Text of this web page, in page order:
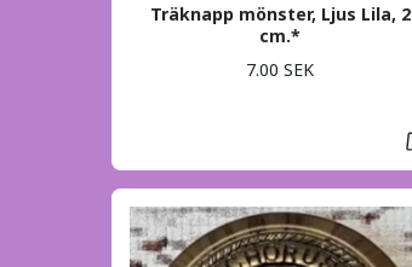
Träknapp mönster, Ljus Lila, 2
cm.*
7.00 SEK